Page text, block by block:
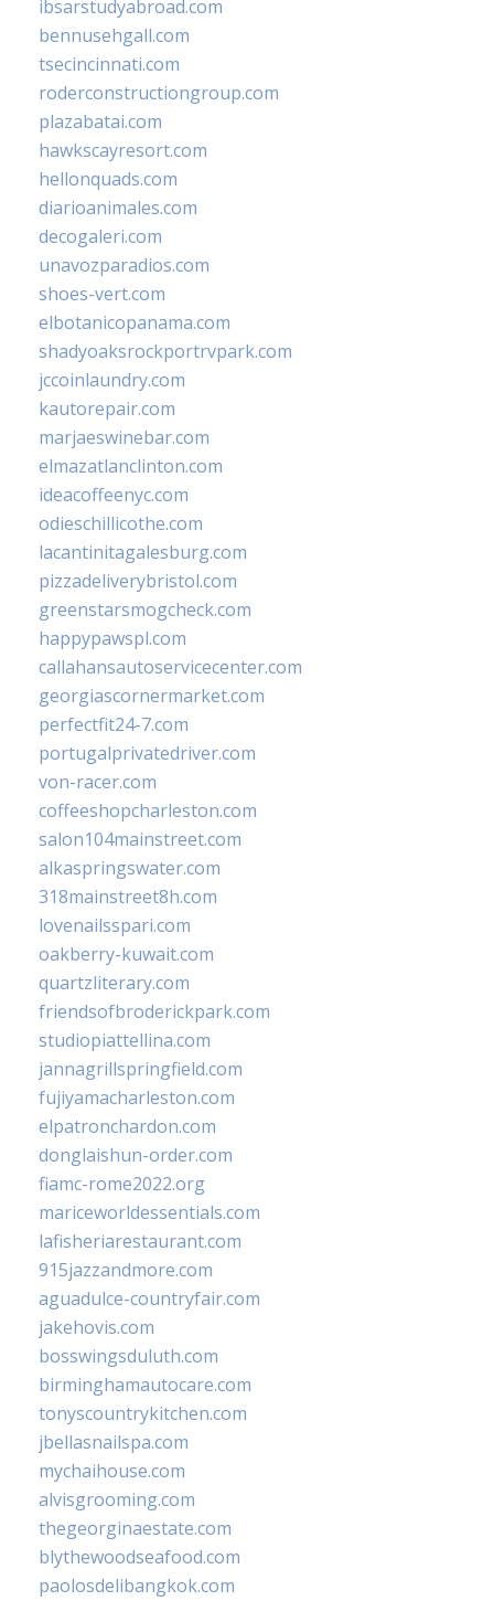
ibsarstudyabroad.com
bennusehgall.com
tsecincinnati.com
roderconstructiongroup.com
plazabatai.com
hawkscayresort.com
hellonquads.com
diarioanimales.com
decogaleri.com
unavozparadios.com
shoes-vert.com
elbotanicopanama.com
shadyoaksrockportrvpark.com
jccoinlaundry.com
kautorepair.com
marjaeswinebar.com
elmazatlanclinton.com
ideacoffeenyc.com
odieschillicothe.com
lacantinitagalesburg.com
pizzadeliverybristol.com
greenstarsmogcheck.com
happypawspl.com
callahansautoservicecenter.com
georgiascornermarket.com
perfectfit24-7.com
portugalprivatedriver.com
von-racer.com
coffeeshopcharleston.com
salon104mainstreet.com
alkaspringswater.com
318mainstreet8h.com
lovenailsspari.com
oakberry-kuwait.com
quartzliterary.com
friendsofbroderickpark.com
studiopiattellina.com
jannagrillspringfield.com
fujiyamacharleston.com
elpatronchardon.com
donglaishun-order.com
fiamc-rome2022.org
mariceworldessentials.com
lafisheriarestaurant.com
915jazzandmore.com
aguadulce-countryfair.com
jakehovis.com
bosswingsduluth.com
birminghamautocare.com
tonyscountrykitchen.com
jbellasnailspa.com
mychaihouse.com
alvisgrooming.com
thegeorginaestate.com
blythewoodseafood.com
paolosdelibangkok.com